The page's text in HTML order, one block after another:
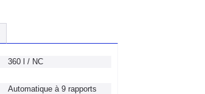
360 l / NC
Automatique à 9 rapports